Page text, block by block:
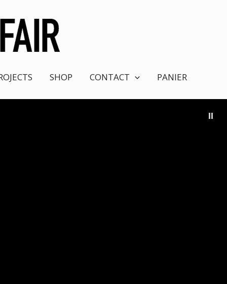
SHOP CONTACT PANIER